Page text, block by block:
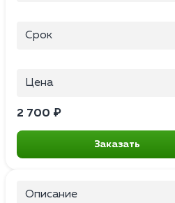
Срок
Цена
2 700 ₽
Заказать
Описание